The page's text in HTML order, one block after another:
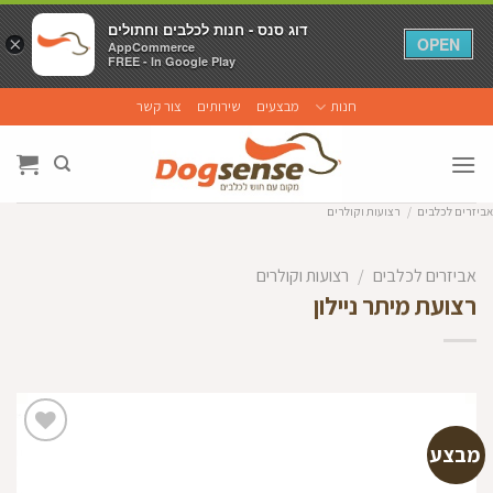
to
content
חנות מבצעים שירותים צור קשר
אביזרים לכלבים / רצועות וקולרים
אביזרים לכלבים / רצועות וקולרים
רצועת מיתר ניילון
מבצע
×
דוג סנס - חנות לכלבים וחתולים
AppCommerce
FREE - In Google Play
OPEN
×
דוג סנס - חנות לכלבים וחתולים
AppCommerce
FREE - In Google Play
OPEN